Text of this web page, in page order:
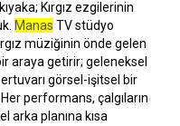
Kırgız ezgilerinin
Manas TV stüdyo
müziğinin önde gelen
araya getirir; geleneksel
görsel-işitsel bir
performans, çalgıların
arka planına kısa